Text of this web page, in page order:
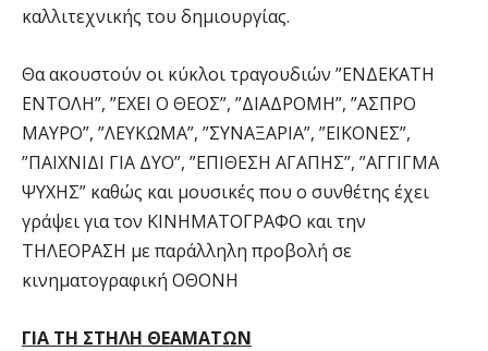
καλλιτεχνικής του δημιουργίας.
Θα ακουστούν οι κύκλοι τραγουδιών ”ΕΝΔΕΚΑΤΗ
ΕΝΤΟΛΗ”, ”ΕΧΕΙ Ο ΘΕΟΣ”, ”ΔΙΑΔΡΟΜΗ”, ”ΑΣΠΡΟ
ΜΑΥΡΟ”, ”ΛΕΥΚΩΜΑ”, ”ΣΥΝΑΞΑΡΙΑ”, ”ΕΙΚΟΝΕΣ”,
”ΠΑΙΧΝΙΔΙ ΓΙΑ ΔΥΟ”, ”ΕΠΙΘΕΣΗ ΑΓΑΠΗΣ”, ”ΑΓΓΙΓΜΑ
ΨΥΧΗΣ” καθώς και μουσικές που ο συνθέτης έχει
γράψει για τον ΚΙΝΗΜΑΤΟΓΡΑΦΟ και την
ΤΗΛΕΟΡΑΣΗ με παράλληλη προβολή σε
κινηματογραφική ΟΘΟΝΗ
ΓΙΑ ΤΗ ΣΤΗΛΗ ΘΕΑΜΑΤΩΝ